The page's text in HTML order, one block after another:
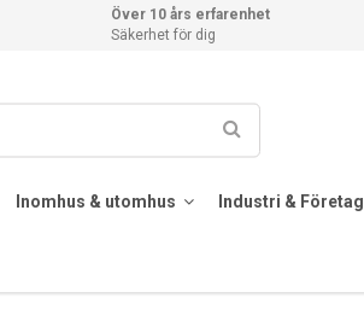
Över 10 års erfarenhet
Säkerhet för dig
Inomhus & utomhus Industri & Företag